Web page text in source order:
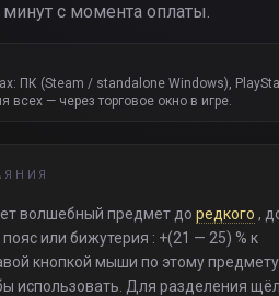
с момента оплаты.
ПК (Steam / standalone Windows),
всех — через торговое окно в игре.
волшебный предмет до редкого ,
или бижутерия : +(21 — 25) % к
кнопкой мыши по этому
использовать. Для разделения